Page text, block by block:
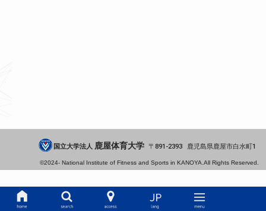
国立大学法人 鹿屋体育大学 891-2393 鹿児島県鹿屋市白水町1
©2024- National Institute of Fitness and Sports in KANOYA.All Rights Reserved.